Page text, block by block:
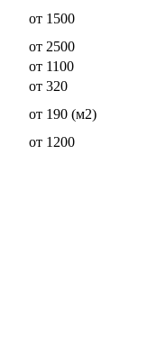
от 1500
от 2500
от 1100
от 320
от 190 (м2)
от 1200